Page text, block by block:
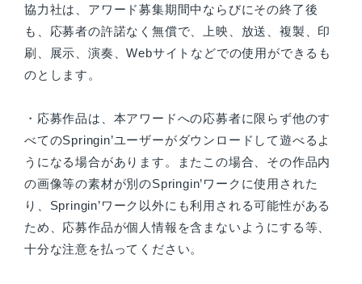
協力社は、アワード募集期間中ならびにその終了後
も、応募者の許諾なく無償で、上映、放送、複製、印
刷、展示、演奏、Webサイトなどでの使用ができるも
のとします。
・応募作品は、本アワードへの応募者に限らず他のす
べてのSpringin’ユーザーがダウンロードして遊べるよ
うになる場合があります。またこの場合、その作品内
の画像等の素材が別のSpringin’ワークに使用された
り、Springin’ワーク以外にも利用される可能性がある
ため、応募作品が個人情報を含まないようにする等、
十分な注意を払ってください。